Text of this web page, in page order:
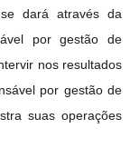
dará através da
por gestão de
nos resultados
por gestão de
suas operações